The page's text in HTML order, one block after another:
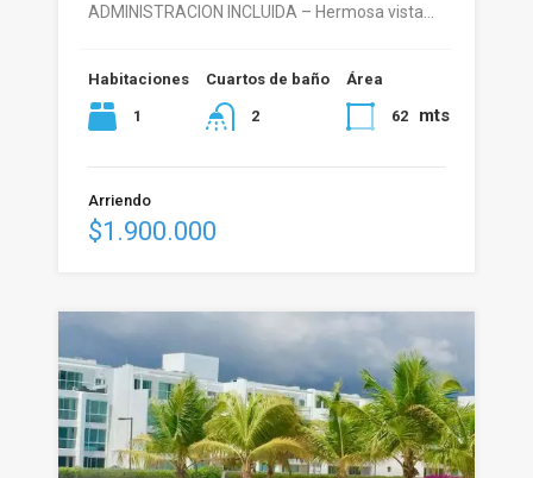
ADMINISTRACION INCLUIDA – Hermosa vista…
Habitaciones
1
Cuartos de baño
2
Área
62 mts
Arriendo
$1.900.000